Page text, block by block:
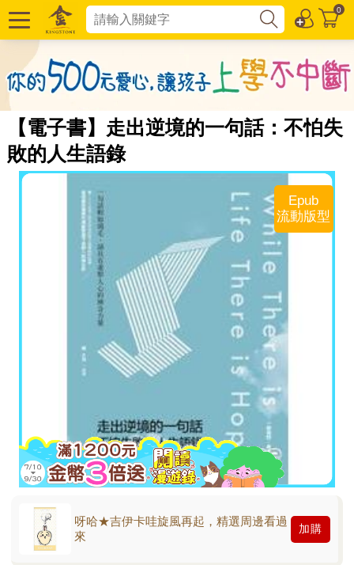
0
【電子書】走出逆境的一句話：不怕失
敗的人生語錄
Epub
流動版型
呀哈★吉伊卡哇旋風再起，精選周邊看過
來
加購